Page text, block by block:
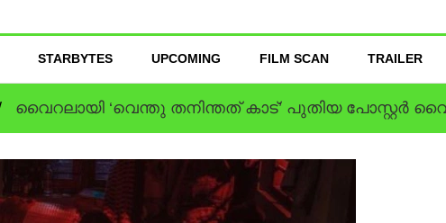
STARBYTES UPCOMING FILM SCAN TRAILER
വൈറലായി ‘വെന്തു തനിന്തത് കാട്’ പുതിയ പോസ്റ്റര്‍